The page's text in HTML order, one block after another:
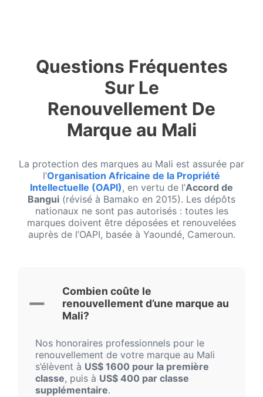
Questions Fréquentes
Sur Le
Renouvellement De
Marque au Mali
La protection des marques au Mali est assurée par
l’Organisation Africaine de la Propriété
Intellectuelle (OAPI), en vertu de l’Accord de
Bangui (révisé à Bamako en 2015). Les dépôts
nationaux ne sont pas autorisés : toutes les
marques doivent être déposées et renouvelées
auprès de l’OAPI, basée à Yaoundé, Cameroun.
Combien coûte le
renouvellement d’une marque au
Mali?
Nos honoraires professionnels pour le
renouvellement de votre marque au Mali
s’élèvent à US$ 1600 pour la première
classe, puis à US$ 400 par classe
supplémentaire.